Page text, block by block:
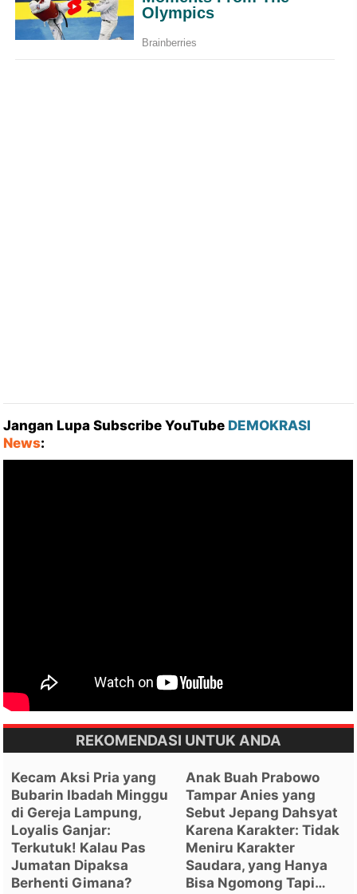
Jangan Lupa Subscribe YouTube DEMOKRASI
News:
REKOMENDASI UNTUK ANDA
Kecam Aksi Pria yang
Bubarin Ibadah Minggu
di Gereja Lampung,
Loyalis Ganjar:
Terkutuk! Kalau Pas
Jumatan Dipaksa
Berhenti Gimana?
Anak Buah Prabowo
Tampar Anies yang
Sebut Jepang Dahsyat
Karena Karakter: Tidak
Meniru Karakter
Saudara, yang Hanya
Bisa Ngomong Tapi…